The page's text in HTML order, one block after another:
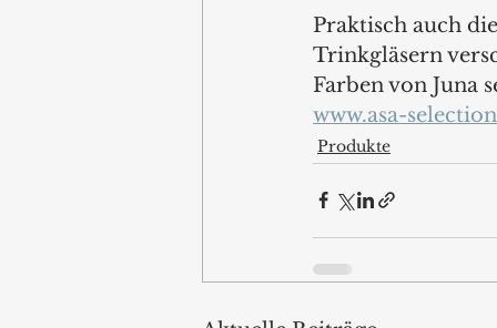
Praktisch auch
Trinkgläsern
Farben von Juna
www.asa-
Produkte